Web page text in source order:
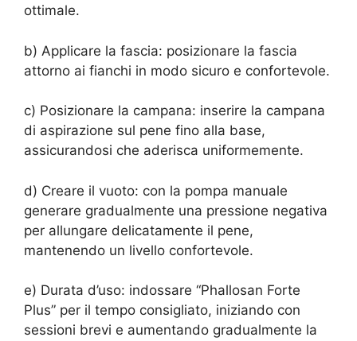
ottimale.
b) Applicare la fascia: posizionare la fascia
attorno ai fianchi in modo sicuro e confortevole.
c) Posizionare la campana: inserire la campana
di aspirazione sul pene fino alla base,
assicurandosi che aderisca uniformemente.
d) Creare il vuoto: con la pompa manuale
generare gradualmente una pressione negativa
per allungare delicatamente il pene,
mantenendo un livello confortevole.
e) Durata d’uso: indossare “Phallosan Forte
Plus” per il tempo consigliato, iniziando con
sessioni brevi e aumentando gradualmente la